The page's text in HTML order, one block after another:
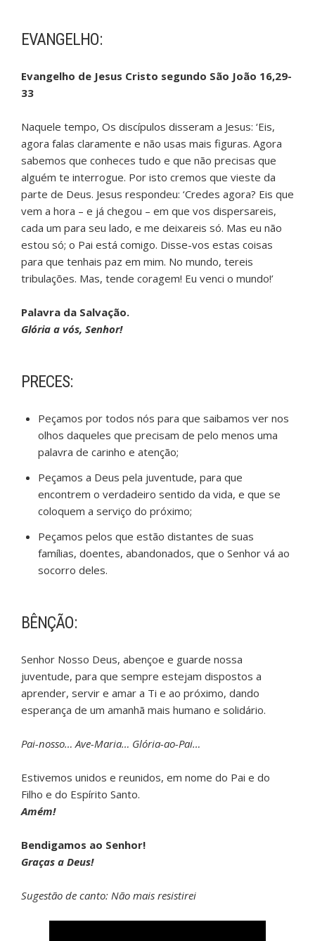
EVANGELHO:
Evangelho de Jesus Cristo segundo São João 16,29-
33
Naquele tempo, Os discípulos disseram a Jesus: ‘Eis,
agora falas claramente e não usas mais figuras. Agora
sabemos que conheces tudo e que não precisas que
alguém te interrogue. Por isto cremos que vieste da
parte de Deus. Jesus respondeu: ‘Credes agora? Eis que
vem a hora – e já chegou – em que vos dispersareis,
cada um para seu lado, e me deixareis só. Mas eu não
estou só; o Pai está comigo. Disse-vos estas coisas
para que tenhais paz em mim. No mundo, tereis
tribulações. Mas, tende coragem! Eu venci o mundo!’
Palavra da Salvação.
Glória a vós, Senhor!
PRECES:
Peçamos por todos nós para que saibamos ver nos
olhos daqueles que precisam de pelo menos uma
palavra de carinho e atenção;
Peçamos a Deus pela juventude, para que
encontrem o verdadeiro sentido da vida, e que se
coloquem a serviço do próximo;
Peçamos pelos que estão distantes de suas
famílias, doentes, abandonados, que o Senhor vá ao
socorro deles.
BÊNÇÃO:
Senhor Nosso Deus, abençoe e guarde nossa
juventude, para que sempre estejam dispostos a
aprender, servir e amar a Ti e ao próximo, dando
esperança de um amanhã mais humano e solidário.
Pai-nosso… Ave-Maria… Glória-ao-Pai…
Estivemos unidos e reunidos, em nome do Pai e do
Filho e do Espírito Santo.
Amém!
Bendigamos ao Senhor!
Graças a Deus!
Sugestão de canto: Não mais resistirei